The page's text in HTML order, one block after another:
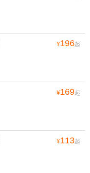
¥196起
¥169起
¥113起